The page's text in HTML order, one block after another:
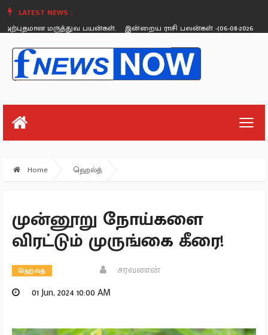
LATEST NEWS :
மருத்துவ பயன்கள்.
இன்றைய ராசி பலன்கள் -(06-08-2026
Thursday, August 26
Home ஹெல்த்
முன்னூறு நோய்களை
விரட்டும் முருங்கை கீரை!
ஹெல்த்
சரவணன்
01 Jun, 2024 10:00 AM